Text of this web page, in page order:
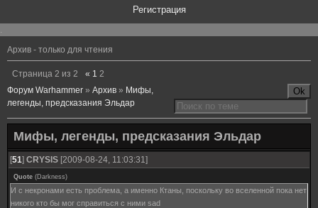
Регистрация
.
Архив - только для чтения
Страница 2 из 2 « 1 2
Форум Warhammer » Архив » Мифы,
легенды, предсказания Эльдар
Мифы, легенды, предсказания Эльдар
[51] CRYSIS [2009-08-24, 11:03:31]
Quote (Darkness)
И с некронами есть проблема, а именно Ктаны, поскольку во вселенной пока нет
никого кто бы мог справиться с ними sad